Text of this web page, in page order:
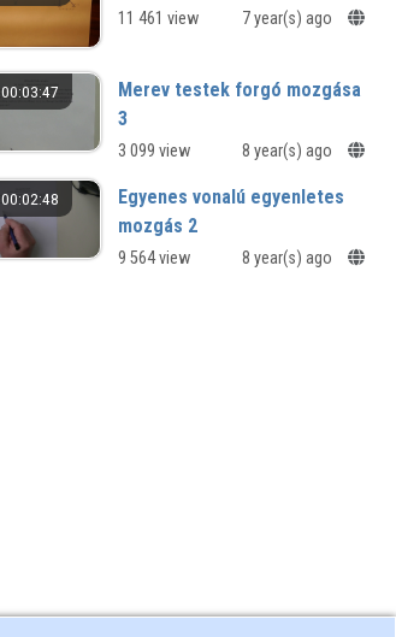
11 461 view 7 year(s) ago
00:03:47
Merev testek forgó mozgása
3
3 099 view 8 year(s) ago
00:02:48
Egyenes vonalú egyenletes
mozgás 2
9 564 view 8 year(s) ago